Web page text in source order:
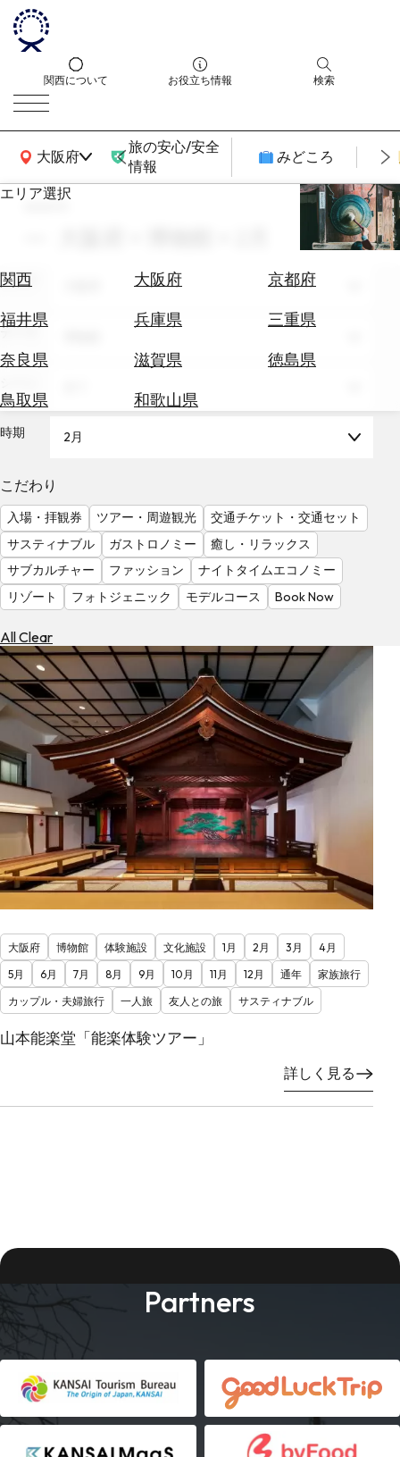
関西について お役立ち情報 検索
大阪府
関西広域MAP
旅の安心/安全
情報
みどころ
エリア選択
関西 大阪府
京都府
福井県
兵庫県
三重県
奈良県
滋賀県
徳島県
鳥取県
和歌山県
エ
券
テ
を
調
べ
る
天
気
を
見
る
search
エリア
テーマ
時期 2月
こだわり
入場・拝観券 ツアー・周遊観光
交通チケット・交通セット
サスティナブル
ガストロノミー
癒し・リラックス
サブカルチャー
ファッション
ナイトタイムエコノミー
リゾート
フォトジェニック モデルコース Book Now
All Clear
大阪府 博物館 体験施設 文化施設 1月 2月 3月
4月
5月
6月 7月 8月 9月 10月 11月 12月 通年
家族旅行
カップル・夫婦旅行
一人旅 友人との旅 サスティナブル
山本能楽堂「能楽体験ツアー」
詳しく見る
Partners